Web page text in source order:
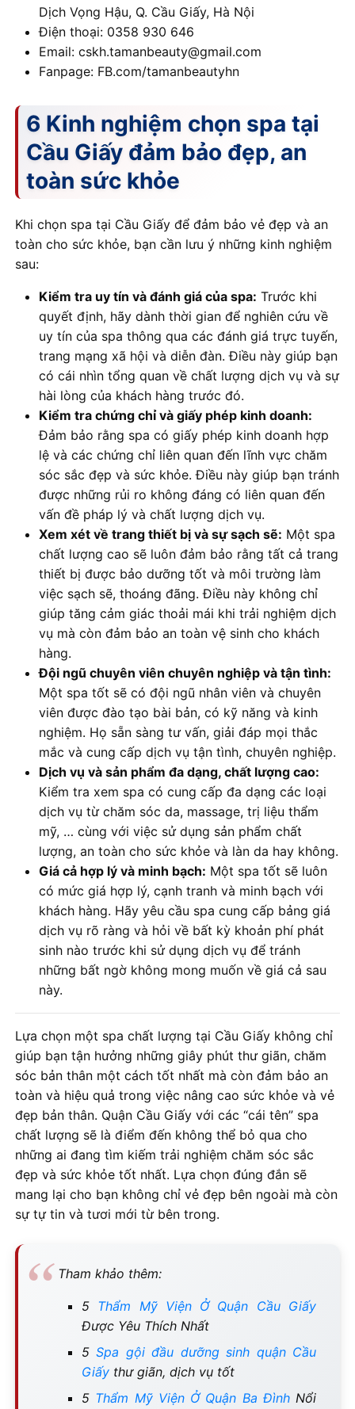
Dịch Vọng Hậu, Q. Cầu Giấy, Hà Nội
Điện thoại: 0358 930 646
Email: cskh.tamanbeauty@gmail.com
Fanpage: FB.com/tamanbeautyhn
6 Kinh nghiệm chọn spa tại
Cầu Giấy đảm bảo đẹp, an
toàn sức khỏe
Khi chọn spa tại Cầu Giấy để đảm bảo vẻ đẹp và an
toàn cho sức khỏe, bạn cần lưu ý những kinh nghiệm
sau:
Kiểm tra uy tín và đánh giá của spa: Trước khi
quyết định, hãy dành thời gian để nghiên cứu về
uy tín của spa thông qua các đánh giá trực tuyến,
trang mạng xã hội và diễn đàn. Điều này giúp bạn
có cái nhìn tổng quan về chất lượng dịch vụ và sự
hài lòng của khách hàng trước đó.
Kiểm tra chứng chỉ và giấy phép kinh doanh:
Đảm bảo rằng spa có giấy phép kinh doanh hợp
lệ và các chứng chỉ liên quan đến lĩnh vực chăm
sóc sắc đẹp và sức khỏe. Điều này giúp bạn tránh
được những rủi ro không đáng có liên quan đến
vấn đề pháp lý và chất lượng dịch vụ.
Xem xét về trang thiết bị và sự sạch sẽ: Một spa
chất lượng cao sẽ luôn đảm bảo rằng tất cả trang
thiết bị được bảo dưỡng tốt và môi trường làm
việc sạch sẽ, thoáng đãng. Điều này không chỉ
giúp tăng cảm giác thoải mái khi trải nghiệm dịch
vụ mà còn đảm bảo an toàn vệ sinh cho khách
hàng.
Đội ngũ chuyên viên chuyên nghiệp và tận tình:
Một spa tốt sẽ có đội ngũ nhân viên và chuyên
viên được đào tạo bài bản, có kỹ năng và kinh
nghiệm. Họ sẵn sàng tư vấn, giải đáp mọi thắc
mắc và cung cấp dịch vụ tận tình, chuyên nghiệp.
Dịch vụ và sản phẩm đa dạng, chất lượng cao:
Kiểm tra xem spa có cung cấp đa dạng các loại
dịch vụ từ chăm sóc da, massage, trị liệu thẩm
mỹ, … cùng với việc sử dụng sản phẩm chất
lượng, an toàn cho sức khỏe và làn da hay không.
Giá cả hợp lý và minh bạch: Một spa tốt sẽ luôn
có mức giá hợp lý, cạnh tranh và minh bạch với
khách hàng. Hãy yêu cầu spa cung cấp bảng giá
dịch vụ rõ ràng và hỏi về bất kỳ khoản phí phát
sinh nào trước khi sử dụng dịch vụ để tránh
những bất ngờ không mong muốn về giá cả sau
này.
Lựa chọn một spa chất lượng tại Cầu Giấy không chỉ
giúp bạn tận hưởng những giây phút thư giãn, chăm
sóc bản thân một cách tốt nhất mà còn đảm bảo an
toàn và hiệu quả trong việc nâng cao sức khỏe và vẻ
đẹp bản thân. Quận Cầu Giấy với các “cái tên” spa
chất lượng sẽ là điểm đến không thể bỏ qua cho
những ai đang tìm kiếm trải nghiệm chăm sóc sắc
đẹp và sức khỏe tốt nhất. Lựa chọn đúng đắn sẽ
mang lại cho bạn không chỉ vẻ đẹp bên ngoài mà còn
sự tự tin và tươi mới từ bên trong.
Tham khảo thêm:
5 Thẩm Mỹ Viện Ở Quận Cầu Giấy
Được Yêu Thích Nhất
5Spa gội đầu dưỡng sinh quận Cầu
Giấy thư giãn, dịch vụ tốt
5 Thẩm Mỹ Viện Ở Quận Ba ĐìnhNổi